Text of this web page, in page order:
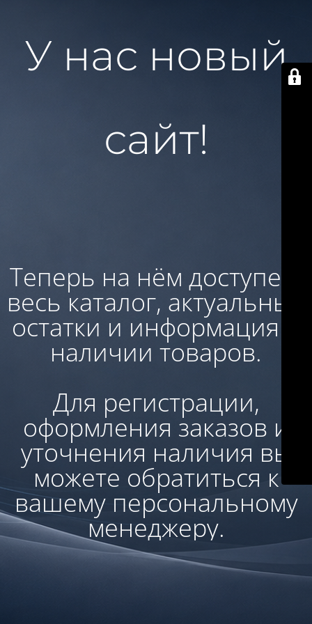
У нас новый
сайт!
Теперь на нём доступен:
весь каталог, актуальные
остатки и информация о
наличии товаров.
Для регистрации,
оформления заказов и
уточнения наличия вы
можете обратиться к
вашему персональному
менеджеру.